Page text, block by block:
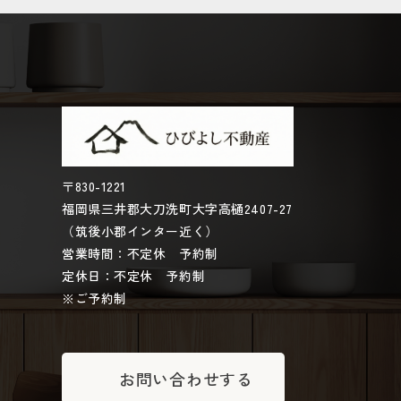
〒830-1221
福岡県三井郡大刀洗町大字高樋2407-27
（筑後小郡インター近く）
営業時間：不定休 予約制
定休日：不定休 予約制
※ご予約制
お問い合わせする